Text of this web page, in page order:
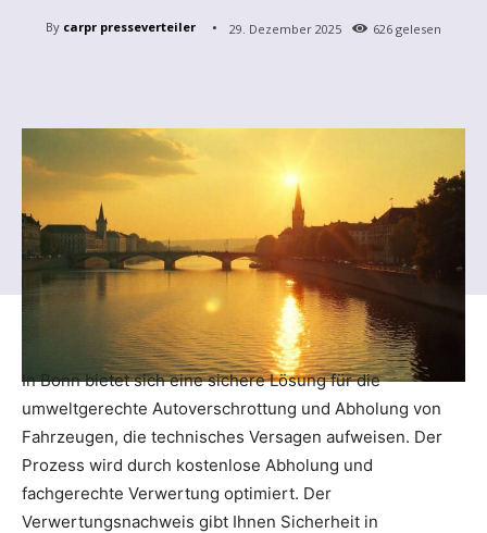
By carpr presseverteiler 29. Dezember 2025 626 gelesen
In Bonn bietet sich eine sichere Lösung für die
umweltgerechte Autoverschrottung und Abholung von
Fahrzeugen, die technisches Versagen aufweisen. Der
Prozess wird durch kostenlose Abholung und
fachgerechte Verwertung optimiert. Der
Verwertungsnachweis gibt Ihnen Sicherheit in